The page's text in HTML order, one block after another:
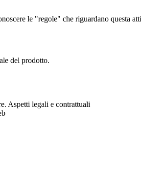
le "regole" che riguardano questa
del prodotto.
Aspetti legali e contrattuali